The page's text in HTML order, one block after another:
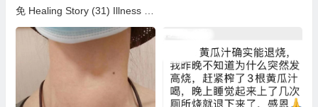
免 Healing Story (31) Illness is
NOT inevitable